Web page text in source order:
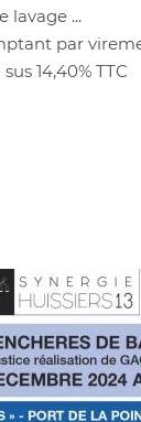
lavage ...
par
14,40% TTC